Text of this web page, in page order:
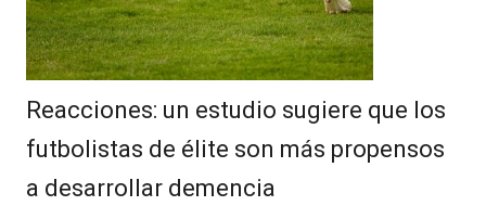
Reacciones: un estudio sugiere que los
futbolistas de élite son más propensos
a desarrollar demencia